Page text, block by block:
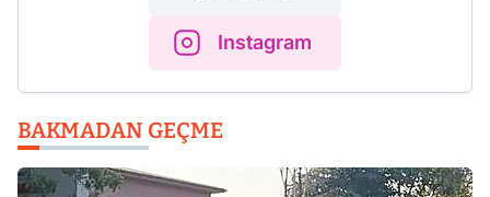
Instagram
BAKMADAN GEÇME